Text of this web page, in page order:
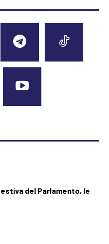
del Parlamento, le